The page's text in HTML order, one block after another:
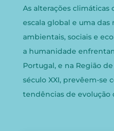
As alterações
escala global e uma das
ambientais, sociais e
a humanidade
Portugal, e na Região
século XXI, prevêem-se
tendências de evolução